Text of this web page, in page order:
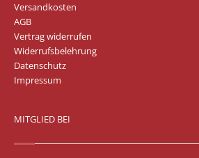
Versandkosten
AGB
Vertrag widerrufen
Widerrufsbelehrung
Datenschutz
Impressum
MITGLIED BEI